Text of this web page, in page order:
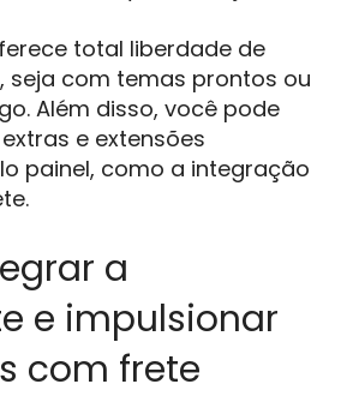
total liberdade de
seja com temas prontos ou
Além disso, você pode
e extensões
painel, como a integração
a
e impulsionar
com frete